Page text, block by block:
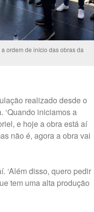
ordem de início das obras da
realizado desde o
‘Quando iniciamos a
e hoje a obra está aí
não é, agora a obra vai
‘Além disso, quero pedir
tem uma alta produção